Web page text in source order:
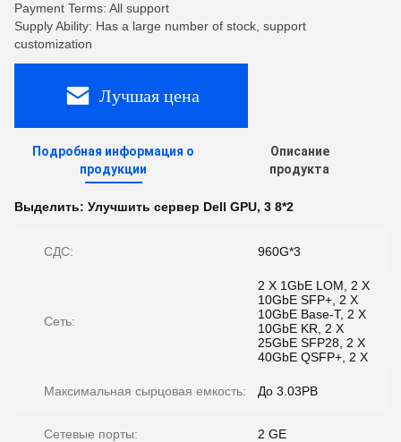
Payment Terms: All support
Supply Ability: Has a large number of stock, support
customization
Лучшая цена
Подробная информация о
продукции
Описание
продукта
Выделить: Улучшить сервер Dell GPU, 3 8*2
СДС: 960G*3
Сеть:
2 X 1GbE LOM, 2 X
10GbE SFP+, 2 X
10GbE Base-T, 2 X
10GbE KR, 2 X
25GbE SFP28, 2 X
40GbE QSFP+, 2 X
Максимальная сырцовая емкость: До 3.03PB
Сетевые порты: 2 GE